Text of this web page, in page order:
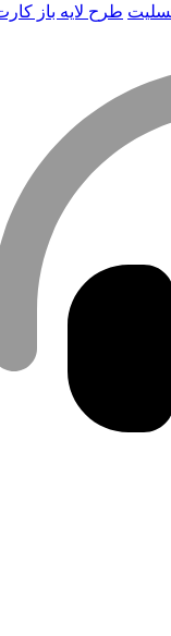
طرح لایه باز کارت